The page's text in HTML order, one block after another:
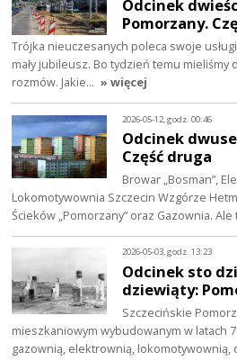
Odcinek
Pomorzany.
Trójka nieuczesanych poleca swoje
mały jubileusz. Bo tydzień temu
rozmów. Jakie… » więcej
2026-05-12, godz. 00:46
Odcinek
Część druga
Browar „Bosman”,
Lokomotywownia Szczecin Wzgórze
Ścieków „Pomorzany” oraz Gazownia.
2026-05-03, godz. 13:23
Odcinek sto
dziewiąty:
Szczecińskie
mieszkaniowym wybudowanym w latach
gazownią, elektrownią, lokomotywownią,